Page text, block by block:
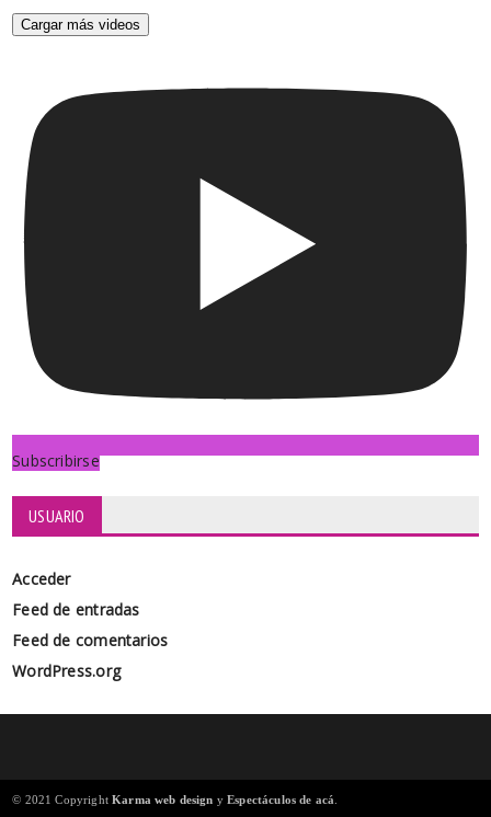
Cargar más videos
Subscribirse
USUARIO
Acceder
Feed de entradas
Feed de comentarios
WordPress.org
© 2021 CopyrightKarma web design yEspectáculos de acá